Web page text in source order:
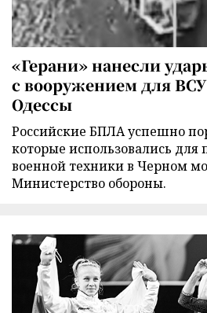
«Герани» нанесли
с вооружением для ВСУ
Одессы
Российские БПЛА успешно
которые использовались для
военной техники в Черном
Министерство обороны.